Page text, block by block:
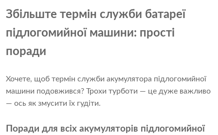
Збільште термін служби батареї
підлогомийної машини: прості
поради
Хочете, щоб термін служби акумулятора підлогомийної
машини подовжився? Трохи турботи — це дуже важливо
— ось як змусити їх гудіти.
Поради для всіх акумуляторів підлогомийної